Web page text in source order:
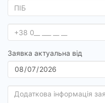
Заявка актуальна від